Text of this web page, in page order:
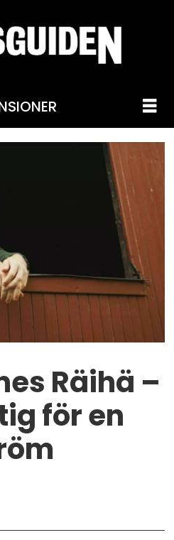
Räihä –
för en